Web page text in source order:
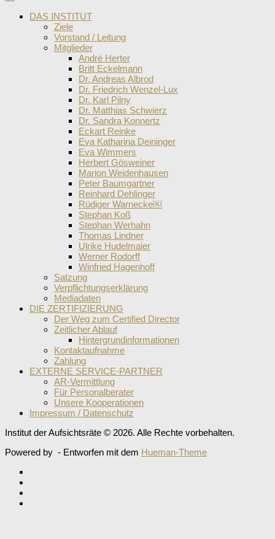
DAS INSTITUT
Ziele
Vorstand / Leitung
Mitglieder
André Herter
Britt Eckelmann
Dr. Andreas Albrod
Dr. Friedrich Wenzel-Lux
Dr. Karl Pilny
Dr. Matthias Schwierz
Dr. Sandra Konnertz
Eckart Reinke
Eva Katharina Deininger
Eva Wimmers
Herbert Gösweiner
Marion Weidenhausen
Peter Baumgartner
Reinhard Dehlinger
Rüdiger Warnecke￼
Stephan Koß
Stephan Werhahn
Thomas Lindner
Ulrike Hudelmaier
Werner Rodorff
Winfried Hagenhoff
Satzung
Verpflichtungserklärung
Mediadaten
DIE ZERTIFIZIERUNG
Der Weg zum Certified Director
Zeitlicher Ablauf
Hintergrundinformationen
Kontaktaufnahme
Zahlung
EXTERNE SERVICE-PARTNER
AR-Vermittlung
Für Personalberater
Unsere Kooperationen
Impressum / Datenschutz
Institut der Aufsichtsräte © 2026. Alle Rechte vorbehalten.
Powered by - Entworfen mit dem Hueman-Theme